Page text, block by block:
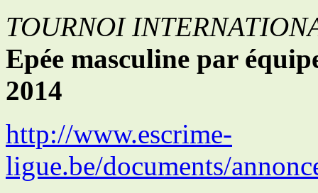
TOURNOI
Epée masculine par
2014
http://www.escrime-
ligue.be/documents/